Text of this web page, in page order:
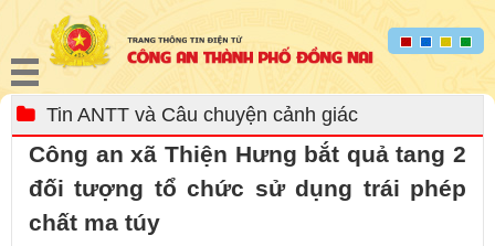
Tin ANTT và Câu chuyện cảnh giác
Công an xã Thiện Hưng bắt quả tang 2
đối tượng tổ chức sử dụng trái phép
chất ma túy